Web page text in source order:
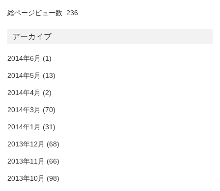
総ページビュー数: 236
アーカイブ
2014年6月 (1)
2014年5月 (13)
2014年4月 (2)
2014年3月 (70)
2014年1月 (31)
2013年12月 (68)
2013年11月 (66)
2013年10月 (98)